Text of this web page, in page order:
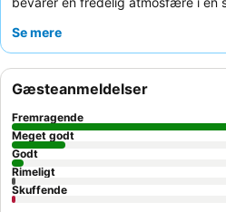
saunaer tilbyder udsigt over
morgenmadsbuffet, der byder på
carte-muligheder. For et
at booke et værelse på en højere
panoramaudsigt
Se mere
Gæsteanmeldelser
Fremragende
Meget godt
Godt
Rimeligt
Skuffende